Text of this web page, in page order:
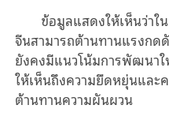
ข้อมูลแสดงให้เห็นว่าใ
จีนสามารถต้านทานแรงกด
ยังคงมีแนวโน้มการพัฒนาใ
ให้เห็นถึงความยืดหยุ่นและ
ต้านทานความผันผวน